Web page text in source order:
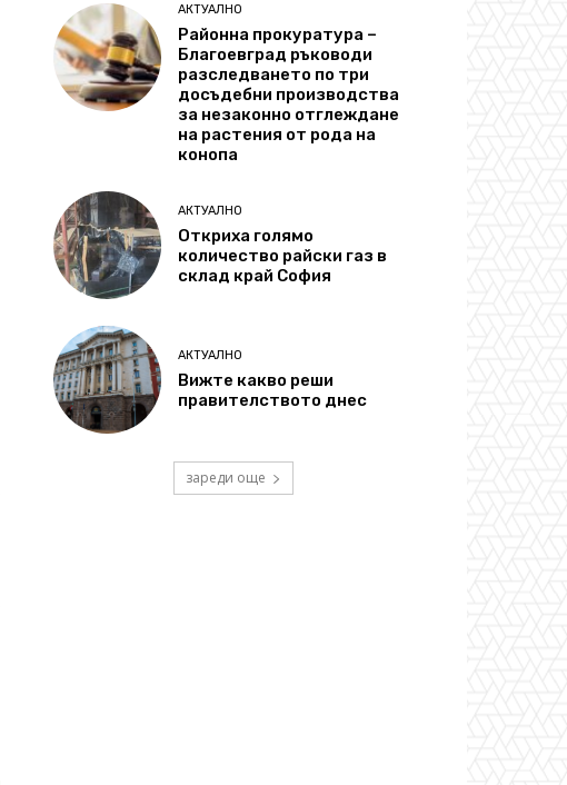
АКТУАЛНО
Районна прокуратура –
Благоевград ръководи
разследването по три
досъдебни производства
за незаконно отглеждане
на растения от рода на
конопа
АКТУАЛНО
Откриха голямо
количество райски газ в
склад край София
АКТУАЛНО
Вижте какво реши
правителството днес
зареди още